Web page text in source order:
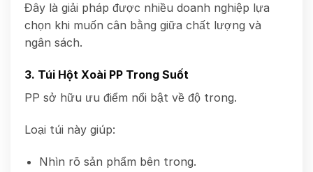
Đây là giải pháp được nhiều doanh nghiệp lựa
chọn khi muốn cân bằng giữa chất lượng và
ngân sách.
3. Túi Hột Xoài PP Trong Suốt
PP sở hữu ưu điểm nổi bật về độ trong.
Loại túi này giúp:
Nhìn rõ sản phẩm bên trong.